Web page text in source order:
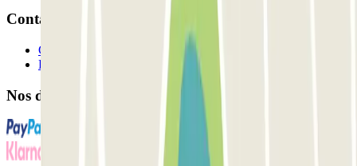
Contact
Contactez-nous
FAQ
Nos différents modes de paiement: